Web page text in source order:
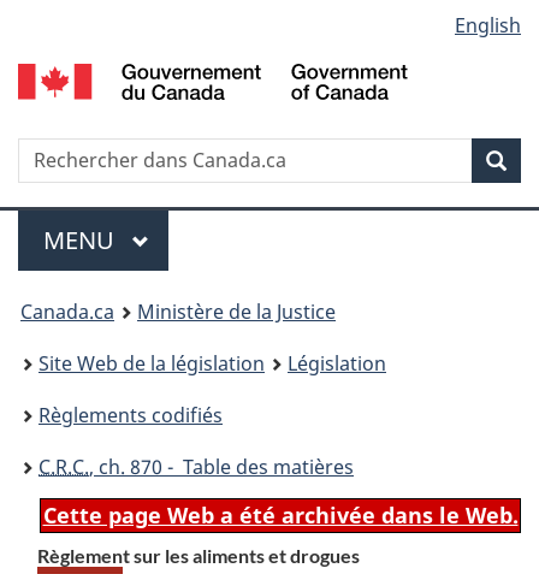
au
contenu
propos
de
la
HTML
simplifiée
selection
English
Recherche
Menu
MENU PRINCIPAL
You
are
here:
Canada.ca
Ministère de la Justice
Site Web de la législation
Législation
Règlements codifiés
C.R.C., ch. 870 - Table des matières
Cette page Web a été archivée dans le Web.
Règlement sur les aliments et drogues